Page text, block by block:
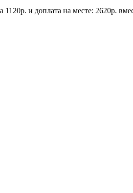
и доплата на месте: 2620р.